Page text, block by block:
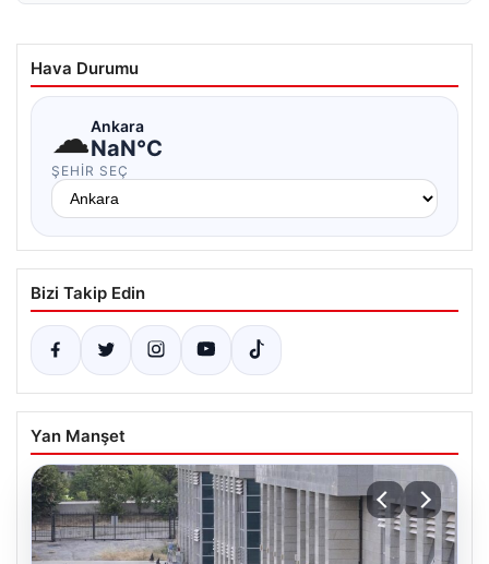
Hava Durumu
☁Ankara
NaN°C
ŞEHIR SEÇ
Bizi Takip Edin
Yan Manşet